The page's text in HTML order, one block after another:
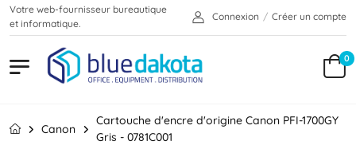
Votre web-fournisseur bureautique
et informatique.
Connexion / Créer un compte
0
Canon
Cartouche d'encre d'origine Canon PFI-1700GY
Gris - 0781C001